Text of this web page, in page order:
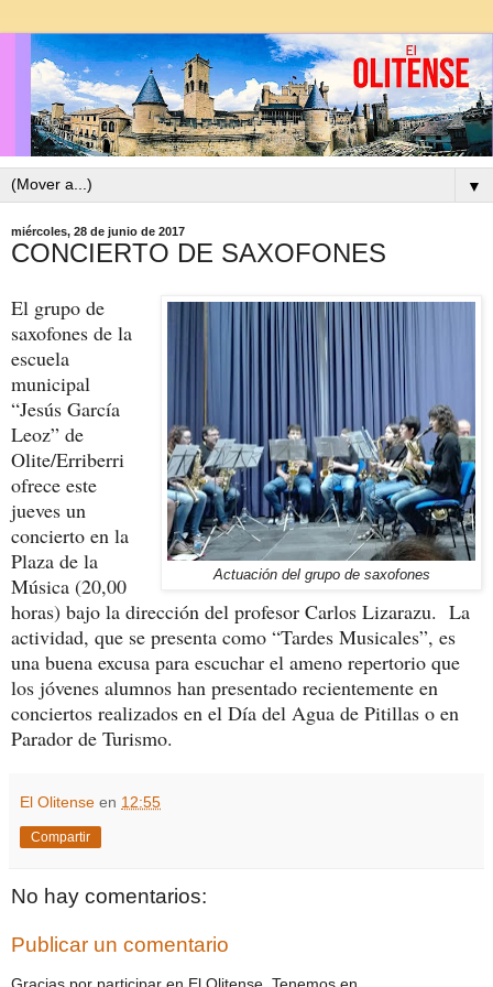
▼
miércoles, 28 de junio de 2017
CONCIERTO DE SAXOFONES
Actuación del grupo de saxofones
El grupo de
saxofones de la
escuela
municipal
“Jesús García
Leoz” de
Olite/Erriberri
ofrece este
jueves un
concierto en la
Plaza de la
Música (20,00
horas) bajo la dirección del profesor Carlos Lizarazu. La
actividad, que se presenta como “Tardes Musicales”, es
una buena excusa para escuchar el ameno repertorio que
los jóvenes alumnos han presentado recientemente en
conciertos realizados en el Día del Agua de Pitillas o en
Parador de Turismo.
El Olitense en 12:55
Compartir
No hay comentarios:
Publicar un comentario